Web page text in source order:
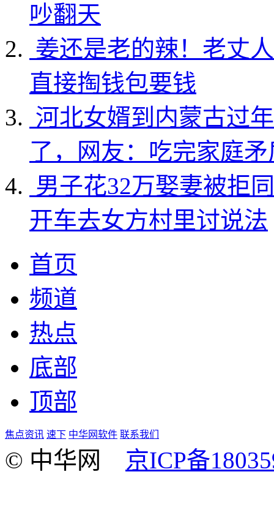
吵翻天
姜还是老的辣！老丈
直接掏钱包要钱
河北女婿到内蒙古过
了，网友：吃完家庭
男子花32万娶妻被拒
开车去女方村里讨说法
首页
频道
热点
底部
顶部
焦点资讯 速下 中华网软件 联系我们
© 中华网 京ICP备